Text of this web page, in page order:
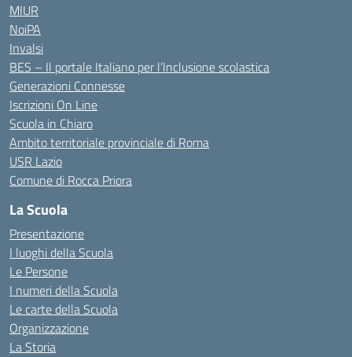
MIUR
NoiPA
Invalsi
BES – Il portale Italiano per l’Inclusione scolastica
Generazioni Connesse
Iscrizioni On Line
Scuola in Chiaro
Ambito territoriale provinciale di Roma
USR Lazio
Comune di Rocca Priora
La Scuola
Presentazione
I luoghi della Scuola
Le Persone
I numeri della Scuola
Le carte della Scuola
Organizzazione
La Storia